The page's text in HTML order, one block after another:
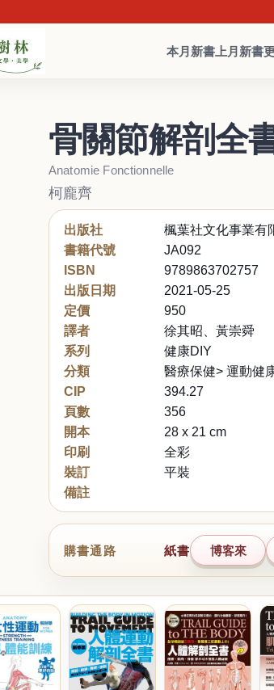
本月新書 上月新書
骨關節解剖全
Anatomie Fonctionnelle
柯龐齊
出版社
楓葉社文化事業有
書籍代號
JA092
ISBN
9789863702757
出版日期
2021-05-25
定價
950
譯者
徐其昭、黃崇舜
系列
健康DIY
分類
醫療保健> 運動健
CIP
394.27
頁數
356
開本
28 x 21 cm
印刷
全彩
裝訂
平裝
備註
購書通路 紙書 博客來